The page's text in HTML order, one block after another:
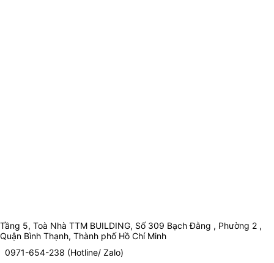
Tầng 5, Toà Nhà TTM BUILDING, Số 309 Bạch Đằng , Phường 2 ,
Quận Bình Thạnh, Thành phố Hồ Chí Minh
0971-654-238 (Hotline/ Zalo)